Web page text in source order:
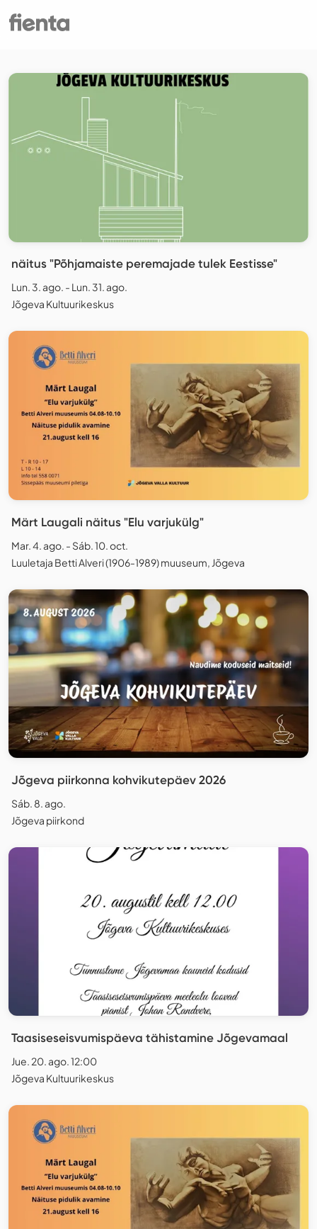
näitus "Põhjamaiste peremajade tulek Eestisse"
Lun. 3. ago. - Lun. 31. ago.
Jõgeva Kultuurikeskus
Märt Laugali näitus "Elu varjukülg"
Mar. 4. ago. - Sáb. 10. oct.
Luuletaja Betti Alveri (1906-1989) muuseum, Jõgeva
Jõgeva piirkonna kohvikutepäev 2026
Sáb. 8. ago.
Jõgeva piirkond
Taasiseseisvumispäeva tähistamine Jõgevamaal
Jue. 20. ago. 12:00
Jõgeva Kultuurikeskus